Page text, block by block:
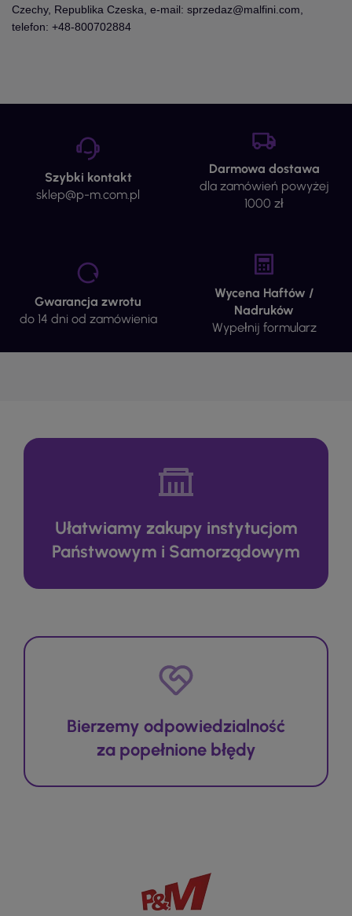
Czechy, Republika Czeska, e-mail: sprzedaz@malfini.com,
telefon: +48-800702884
Szybki kontakt
sklep@p-m.com.pl
Darmowa dostawa
dla zamówień powyżej
1000 zł
Gwarancja zwrotu
do 14 dni od zamówienia
Wycena Haftów /
Nadruków
Wypełnij formularz
Ułatwiamy zakupy instytucjom
Państwowym i Samorządowym
Bierzemy odpowiedzialność
za popełnione błędy